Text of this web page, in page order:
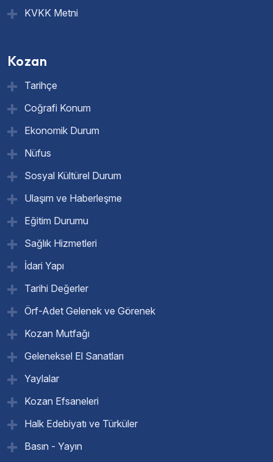
KVKK Metni
Kozan
Tarihçe
Coğrafi Konum
Ekonomik Durum
Nüfus
Sosyal Kültürel Durum
Ulaşım ve Haberleşme
Eğitim Durumu
Sağlık Hizmetleri
İdari Yapı
Tarihi Değerler
Örf-Adet Gelenek ve Görenek
Kozan Mutfağı
Geleneksel El Sanatları
Yaylalar
Kozan Efsaneleri
Halk Edebiyatı ve Türküler
Basın - Yayın